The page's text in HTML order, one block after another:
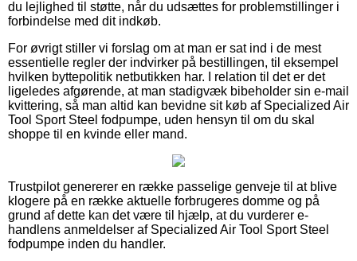
du lejlighed til støtte, når du udsættes for problemstillinger i
forbindelse med dit indkøb.
For øvrigt stiller vi forslag om at man er sat ind i de mest
essentielle regler der indvirker på bestillingen, til eksempel
hvilken byttepolitik netbutikken har. I relation til det er det
ligeledes afgørende, at man stadigvæk bibeholder sin e-mail
kvittering, så man altid kan bevidne sit køb af Specialized Air
Tool Sport Steel fodpumpe, uden hensyn til om du skal
shoppe til en kvinde eller mand.
Trustpilot genererer en række passelige genveje til at blive
klogere på en række aktuelle forbrugeres domme og på
grund af dette kan det være til hjælp, at du vurderer e-
handlens anmeldelser af Specialized Air Tool Sport Steel
fodpumpe inden du handler.